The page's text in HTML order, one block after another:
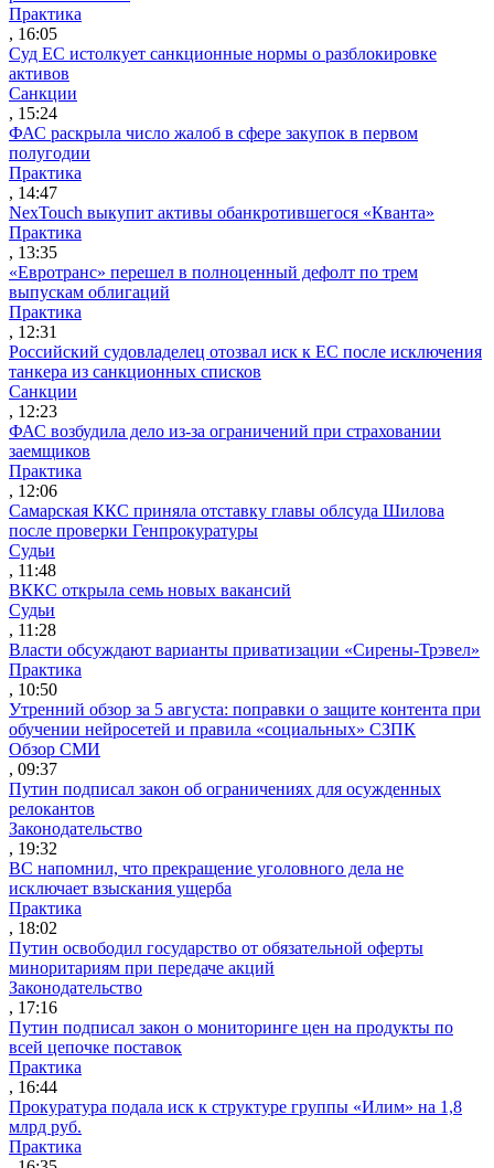
Практика
, 16:05
Суд ЕС истолкует санкционные нормы о разблокировке
активов
Санкции
, 15:24
ФАС раскрыла число жалоб в сфере закупок в первом
полугодии
Практика
, 14:47
NexTouch выкупит активы обанкротившегося «Кванта»
Практика
, 13:35
«Евротранс» перешел в полноценный дефолт по трем
выпускам облигаций
Практика
, 12:31
Российский судовладелец отозвал иск к ЕС после исключения
танкера из санкционных списков
Санкции
, 12:23
ФАС возбудила дело из-за ограничений при страховании
заемщиков
Практика
, 12:06
Самарская ККС приняла отставку главы облсуда Шилова
после проверки Генпрокуратуры
Судьи
, 11:48
ВККС открыла семь новых вакансий
Судьи
, 11:28
Власти обсуждают варианты приватизации «Сирены-Трэвел»
Практика
, 10:50
Утренний обзор за 5 августа: поправки о защите контента при
обучении нейросетей и правила «социальных» СЗПК
Обзор СМИ
, 09:37
Путин подписал закон об ограничениях для осужденных
релокантов
Законодательство
, 19:32
ВС напомнил, что прекращение уголовного дела не
исключает взыскания ущерба
Практика
, 18:02
Путин освободил государство от обязательной оферты
миноритариям при передаче акций
Законодательство
, 17:16
Путин подписал закон о мониторинге цен на продукты по
всей цепочке поставок
Практика
, 16:44
Прокуратура подала иск к структуре группы «Илим» на 1,8
млрд руб.
Практика